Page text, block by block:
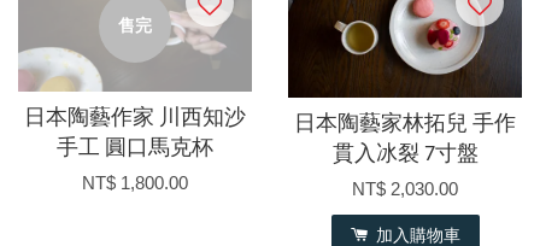
售完
日本陶藝作家 川西知沙
手工 圓口馬克杯
NT$ 1,800.00
日本陶藝家林拓兒 手作
貫入冰裂 7寸盤
NT$ 2,030.00
加入購物車